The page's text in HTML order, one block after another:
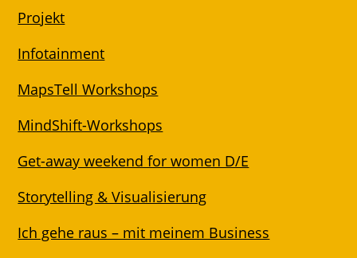
Projekt
Infotainment
MapsTell Workshops
MindShift-Workshops
Get-away weekend for women D/E
Storytelling & Visualisierung
Ich gehe raus – mit meinem Business